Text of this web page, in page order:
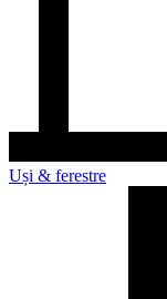
Uși & ferestre